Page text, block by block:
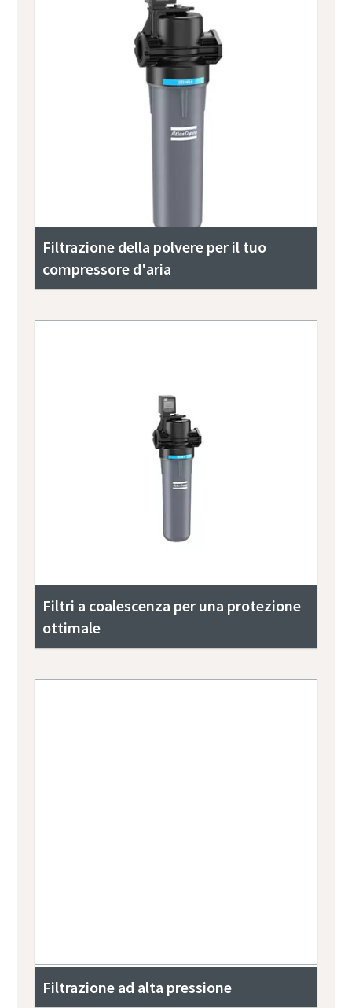
Filtrazione della polvere per il tuo
compressore d'aria
Filtri a coalescenza per una protezione
ottimale
Filtrazione ad alta pressione